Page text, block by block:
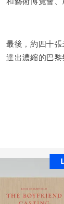
最後，約四十
達出濃縮的巴黎